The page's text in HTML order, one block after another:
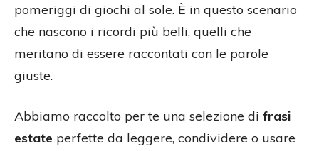
pomeriggi di giochi al sole. È in questo scenario
che nascono i ricordi più belli, quelli che
meritano di essere raccontati con le parole
giuste.
Abbiamo raccolto per te una selezione di frasi
estate perfette da leggere, condividere o usare